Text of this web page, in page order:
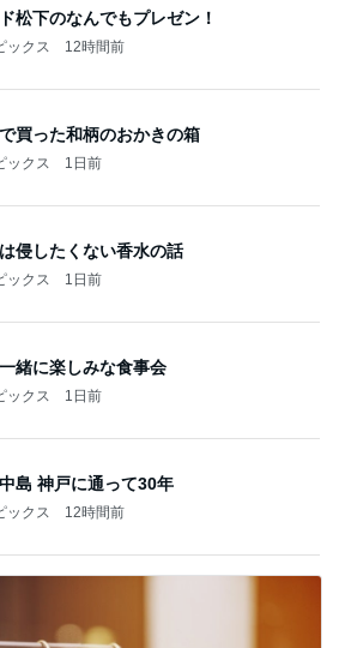
松下のなんでもプレゼン！
ックス 12時間前
買った和柄のおかきの箱
ックス 1日前
侵したくない香水の話
ックス 1日前
緒に楽しみな食事会
ックス 1日前
島 神戸に通って30年
ックス 12時間前